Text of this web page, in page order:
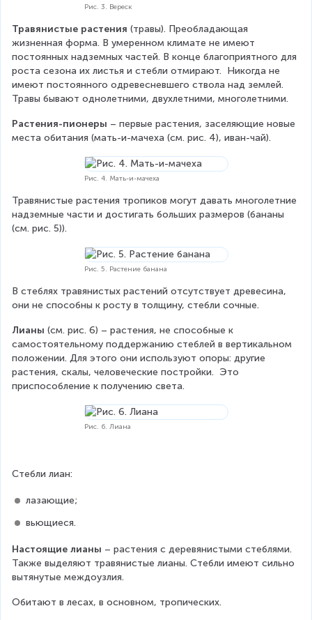
Рис. 3. Вереск
Травянистые растения (травы). Преобладающая
жизненная форма. В умеренном климате не имеют
постоянных надземных частей. В конце благоприятного для
роста сезона их листья и стебли отмирают.  Никогда не
имеют постоянного одревесневшего ствола над землей.
Травы бывают однолетними, двухлетними, многолетними.
Растения-пионеры – первые растения, заселяющие новые
места обитания (мать-и-мачеха (см. рис. 4), иван-чай).
Рис. 4. Мать-и-мачеха
Травянистые растения тропиков могут давать многолетние
надземные части и достигать больших размеров (бананы
(см. рис. 5)).
Рис. 5. Растение банана
В стеблях травянистых растений отсутствует древесина,
они не способны к росту в толщину, стебли сочные.
Лианы (см. рис. 6) – растения, не способные к
самостоятельному поддержанию стеблей в вертикальном
положении. Для этого они используют опоры: другие
растения, скалы, человеческие постройки.  Это
приспособление к получению света.
Рис. 6. Лиана
Стебли лиан:
лазающие;
вьющиеся.
Настоящие лианы – растения с деревянистыми стеблями.
Также выделяют травянистые лианы. Стебли имеют сильно
вытянутые междоузлия.
Обитают в лесах, в основном, тропических.